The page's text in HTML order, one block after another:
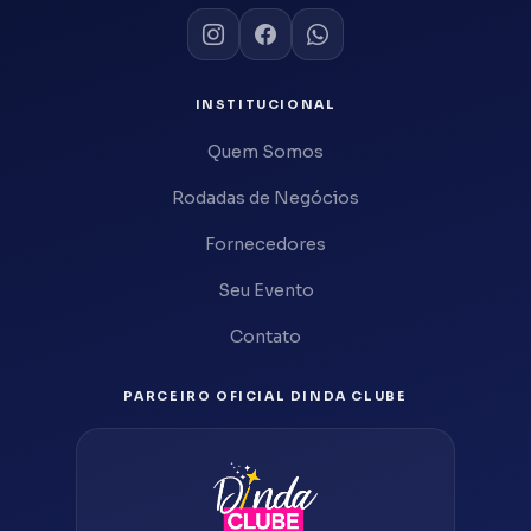
Locação de Mobiliário
Locação de Sousplat
Mesa Posta
Música
Noiva
Plataforma 360
Robozão
Salgados
INSTITUCIONAL
Quem Somos
Rodadas de Negócios
Fornecedores
Seu Evento
Contato
PARCEIRO OFICIAL DINDA CLUBE